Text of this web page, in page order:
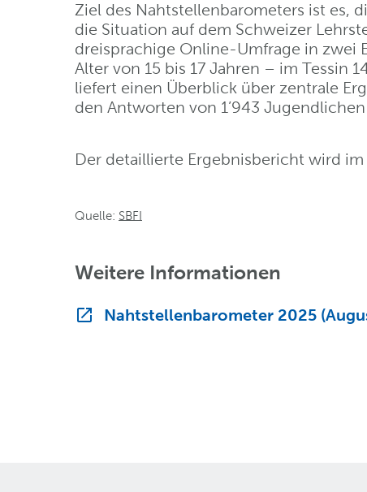
Ziel des Nahtstellenbarometers ist es,
die Situation auf dem Schweizer
dreisprachige Online-Umfrage in zwei
Alter von 15 bis 17 Jahren – im Tessin
liefert einen Überblick über zentrale
den Antworten von 1’943
Der detaillierte Ergebnisbericht wird
Quelle: SBFI
Weitere Informationen
Nahtstellenbarometer 2025